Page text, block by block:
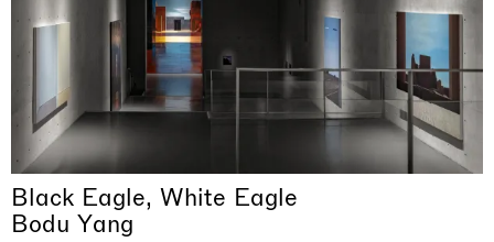
Black Eagle, White Eagle
Bodu Yang